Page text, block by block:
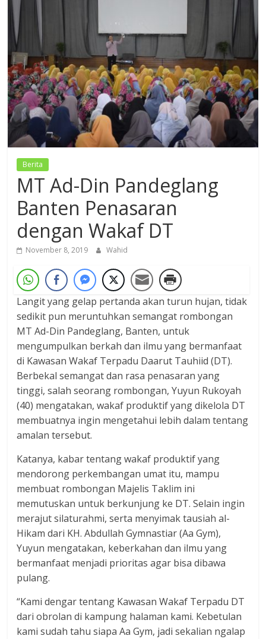
Dzikir,
Fikir,
Ikhtiar
Berita
MT Ad-Din Pandeglang
Banten Penasaran
dengan Wakaf DT
November 8, 2019 Wahid
Langit yang gelap pertanda akan turun hujan, tidak
sedikit pun meruntuhkan semangat rombongan
MT Ad-Din Pandeglang, Banten, untuk
mengumpulkan berkah dan ilmu yang bermanfaat
di Kawasan Wakaf Terpadu Daarut Tauhiid (DT).
Berbekal semangat dan rasa penasaran yang
tinggi, salah seorang rombongan, Yuyun Rukoyah
(40) mengatakan, wakaf produktif yang dikelola DT
membuatnya ingin mengetahui lebih dalam tentang
amalan tersebut.
Katanya, kabar tentang wakaf produktif yang
mendorong perkembangan umat itu, mampu
membuat rombongan Majelis Taklim ini
memutuskan untuk berkunjung ke DT. Selain ingin
merajut silaturahmi, serta menyimak tausiah al-
Hikam dari KH. Abdullah Gymnastiar (Aa Gym),
Yuyun mengatakan, keberkahan dan ilmu yang
bermanfaat menjadi prioritas agar bisa dibawa
pulang.
“Kami dengar tentang Kawasan Wakaf Terpadu DT
dari obrolan di kampung halaman kami. Kebetulan
kami sudah tahu siapa Aa Gym, jadi sekalian ngalap